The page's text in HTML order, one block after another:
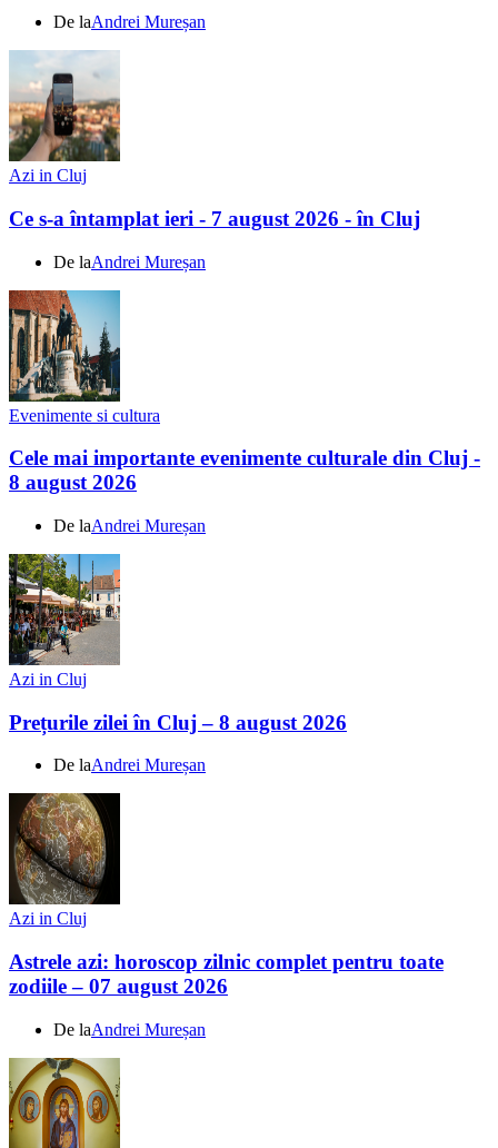
De laAndrei Mureșan
Azi in Cluj
Ce s-a întamplat ieri - 7 august 2026 - în Cluj
De laAndrei Mureșan
Evenimente si cultura
Cele mai importante evenimente culturale din Cluj -
8 august 2026
De laAndrei Mureșan
Azi in Cluj
Prețurile zilei în Cluj – 8 august 2026
De laAndrei Mureșan
Azi in Cluj
Astrele azi: horoscop zilnic complet pentru toate
zodiile – 07 august 2026
De laAndrei Mureșan